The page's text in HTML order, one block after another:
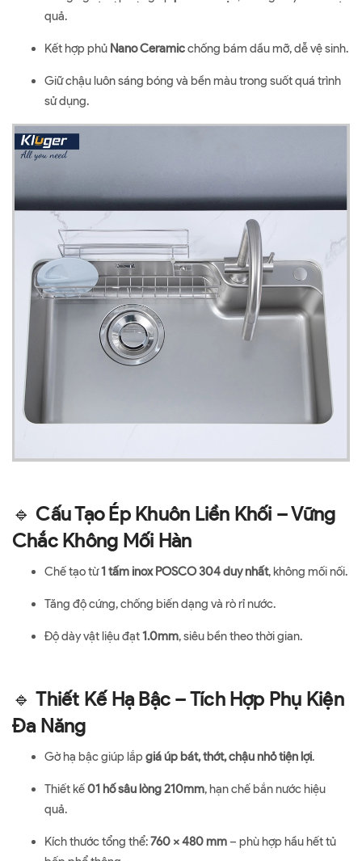
quả.
Kết hợp phủ Nano Ceramicchống bám dầu mỡ, dễ vệ sinh.
Giữ chậu luôn sáng bóng và bền màu trong suốt quá trình
sử dụng.
🔹 Cấu Tạo Ép Khuôn Liền Khối – Vững
Chắc Không Mối Hàn
Chế tạo từ1 tấm inox POSCO 304 duy nhất, không mối nối.
Tăng độ cứng, chống biến dạng và rò rỉ nước.
Độ dày vật liệu đạt1.0mm, siêu bền theo thời gian.
🔹Thiết Kế Hạ Bậc – Tích Hợp Phụ Kiện
Đa Năng
Gờ hạ bậc giúp lắp giá úp bát, thớt, chậu nhỏ tiện lợi.
Thiết kế01 hố sâu lòng 210mm, hạn chế bắn nước hiệu
quả.
Kích thước tổng thể:760 x 480 mm– phù hợp hầu hết tủ